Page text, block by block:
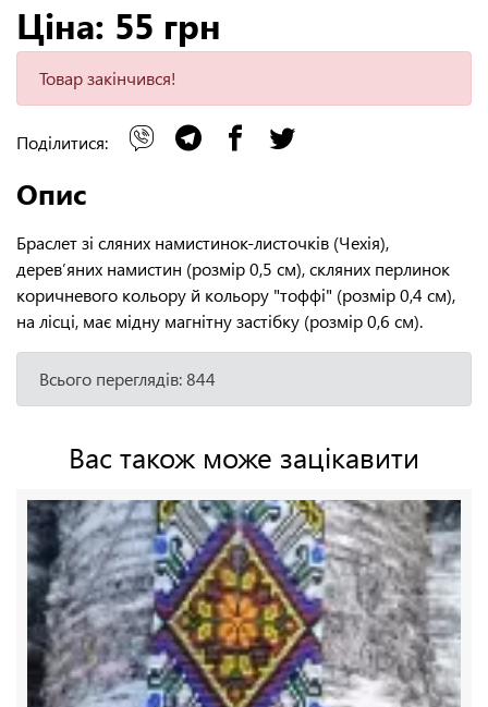
Ціна: 55 грн
Товар закінчився!
Поділитися:
Опис
Браслет зі сляних намистинок-листочків (Чехія),
дерев’яних намистин (розмір 0,5 см), скляних перлинок
коричневого кольору й кольору "тоффі" (розмір 0,4 см),
на лісці, має мідну магнітну застібку (розмір 0,6 см).
Всього переглядів: 844
Вас також може зацікавити